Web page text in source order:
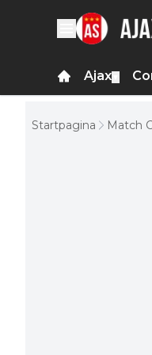
Ajax
Startpagina Match